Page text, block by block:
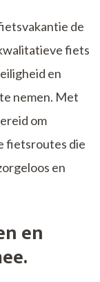
de
fiets
en
nemen. Met
om
fietsroutes die
en
en